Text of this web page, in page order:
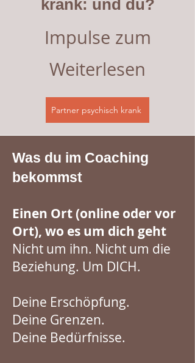
krank: und du?
Impulse zum
Weiterlesen
Partner psychisch krank
Was du im Coaching
bekommst
Einen Ort (online oder vor
Ort), wo es um dich geht
Nicht um ihn. Nicht um die
Beziehung. Um DICH.
Deine Erschöpfung.
Deine Grenzen.
Deine Bedürfnisse.